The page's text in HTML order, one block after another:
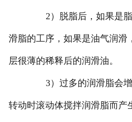
2）脱脂后，如果是脂
滑脂的工序，如果是油气润滑
层很薄的稀释后的润滑油。
3）过多的润滑脂会增
转动时滚动体搅拌润滑脂而产